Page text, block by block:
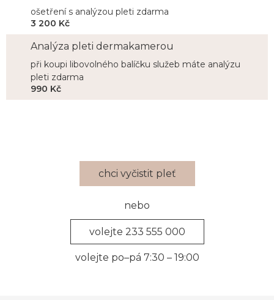
ošetření s analýzou pleti zdarma
3 200 Kč
Analýza pleti dermakamerou
při koupi libovolného balíčku služeb máte analýzu
pleti zdarma
990 Kč
chci vyčistit pleť
nebo
volejte 233 555 000
volejte po–pá 7:30 – 19:00